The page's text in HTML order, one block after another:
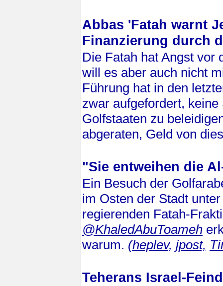
Abbas 'Fatah warnt
Finanzierung durch
Die Fatah hat Angst vor
will es aber auch nicht
Führung hat in den
zwar aufgefordert,
Golfstaaten zu
abgeraten, Geld von
"Sie entweihen die
Ein Besuch der
im Osten der Stadt
regierenden Fatah-
@KhaledAbuToameh
warum. (heplev, jpost,
Teherans Israel-